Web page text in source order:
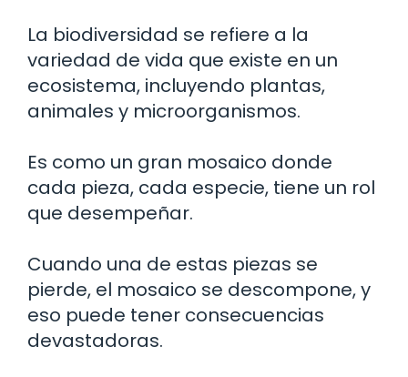
La biodiversidad se refiere a la
variedad de vida que existe en un
ecosistema, incluyendo plantas,
animales y microorganismos.
Es como un gran mosaico donde
cada pieza, cada especie, tiene un rol
que desempeñar.
Cuando una de estas piezas se
pierde, el mosaico se descompone, y
eso puede tener consecuencias
devastadoras.